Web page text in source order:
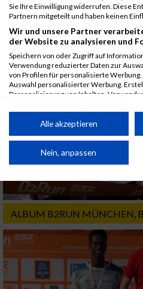
ALBUM B2RUN MÜNCHEN,
Sie Ihre Einwilligung widerrufen. Diese
Partnern mitgeteilt und haben keinen
Wir und unsere Partner
der Website zu analysieren und
Speichern von oder Zugriff auf
Verwendung reduzierter Daten zur
von Profilen für personalisierte
Auswahl personalisierter Werbung.
Personalisierung von Inhalten.
Performance von Inhalten. Analyse von
Kombinationen von Daten aus
von Inhalten.
Daten können außerhalb der
Website/App.
Partnerliste anzeigen (1 IAB-
IAB-Verarbeitungszwecke:
Speichern von oder Zugriff
auf einem Endgerät
Alle akzeptieren
Nein, anpassen